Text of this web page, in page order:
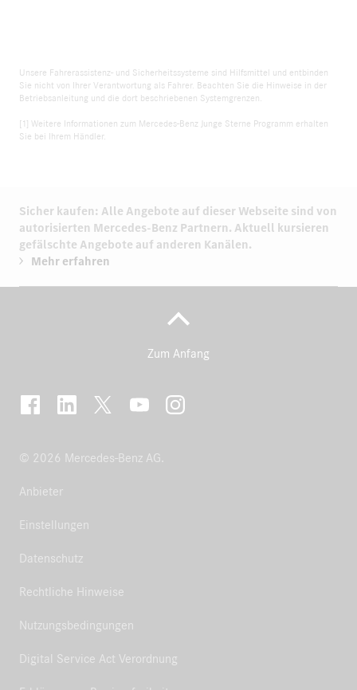
Unsere Fahrerassistenz- und Sicherheitssysteme sind Hilfsmittel und entbinden
Sie nicht von Ihrer Verantwortung als Fahrer. Beachten Sie die Hinweise in der
Betriebsanleitung und die dort beschriebenen Systemgrenzen.
[1] Weitere Informationen zum Mercedes-Benz Junge Sterne Programm erhalten
Sie bei Ihrem Händler.
Sicher kaufen: Alle Angebote auf dieser Webseite sind von
autorisierten Mercedes-Benz Partnern. Aktuell kursieren
gefälschte Angebote auf anderen Kanälen.
Mehr erfahren
Zum Anfang
© 2026 Mercedes-Benz AG.
Anbieter
Einstellungen
Datenschutz
Rechtliche Hinweise
Nutzungsbedingungen
Digital Service Act Verordnung